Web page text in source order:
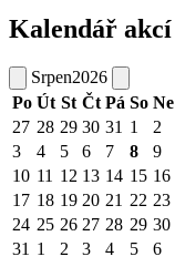
Kalendář akcí
Srpen2026
Po Út St Čt Pá So Ne
27 28 29 30 31 1
2
3
4 5 6 7 8
9
10 11 12 13 14 15 16
17 18 19 20 21 22 23
24 25 26 27 28 29 30
31 1 2 3 4 5 6